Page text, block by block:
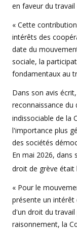
en faveur du
« Cette
intérêts des
date du
sociale, la
fondamentaux au
Dans son avis
reconnaissance
indissociable de la
l'importance plus
des sociétés
En mai 2026, dans
droit de grève était
« Pour le
présente un intérêt
d'un droit du
raisonnement, la